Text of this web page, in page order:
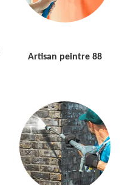
Artisan peintre 88